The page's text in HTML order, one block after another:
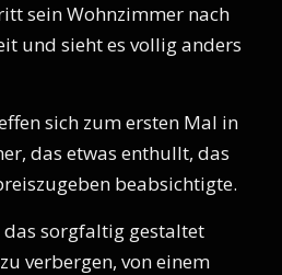
sein Wohnzimmer nach
und sieht es vollig anders
sich zum ersten Mal in
das etwas enthullt, das
beabsichtigte.
das sorgfaltig gestaltet
verbergen, von einem